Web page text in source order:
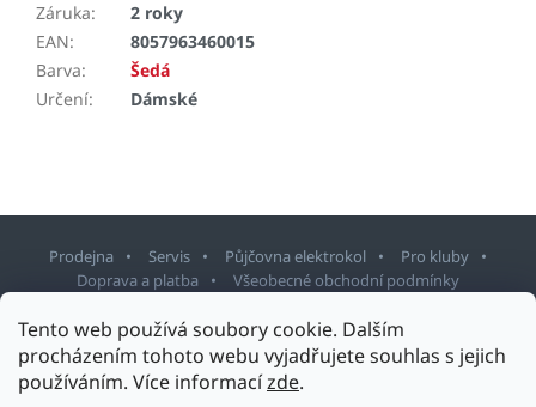
Tento web používá soubory cookie. Dalším
procházením tohoto webu vyjadřujete souhlas s jejich
používáním. Více informacízde.
Záruka:
2 roky
EAN:
8057963460015
Barva:
Šedá
Určení: Dámské
Prodejna Servis Půjčovna elektrokol
Pro kluby
Doprava a platba
Všeobecné obchodní podmínky